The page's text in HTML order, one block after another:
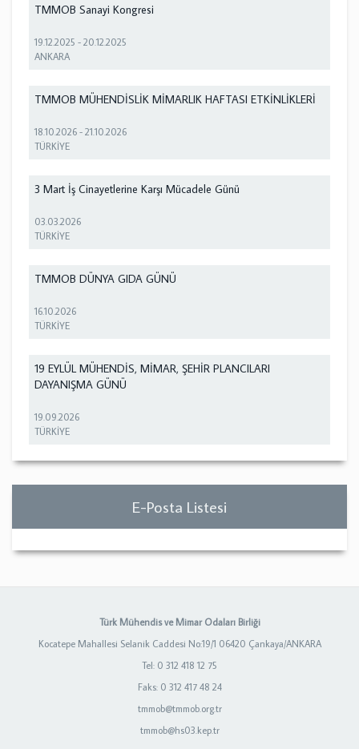
TMMOB Sanayi Kongresi
19.12.2025 -20.12.2025
ANKARA
TMMOB MÜHENDİSLİK MİMARLIK HAFTASI ETKİNLİKLERİ
18.10.2026 -21.10.2026
TÜRKİYE
3 Mart İş Cinayetlerine Karşı Mücadele Günü
03.03.2026
TÜRKİYE
TMMOB DÜNYA GIDA GÜNÜ
16.10.2026
TÜRKİYE
19 EYLÜL MÜHENDİS, MİMAR, ŞEHİR PLANCILARI
DAYANIŞMA GÜNÜ
19.09.2026
TÜRKİYE
E-Posta Listesi
Türk Mühendis ve Mimar Odaları Birliği
Kocatepe Mahallesi Selanik Caddesi No:19/1 06420 Çankaya/ANKARA
Tel: 0 312 418 12 75
Faks: 0 312 417 48 24
tmmob@tmmob.org.tr
tmmob@hs03.kep.tr